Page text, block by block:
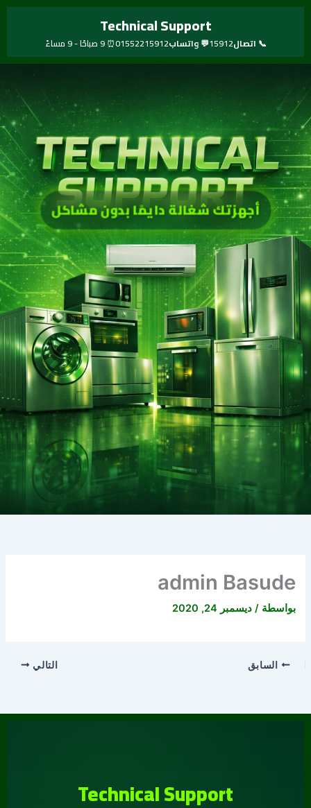
تخطي
Technical Support
📞 اتصال15912💬 واتساب01552215912⏰ 9 صباحًا - 9 مساءً
أجهزتك شغالة دايمًا بدون مشاكل
admin Basude
بواسطة /ديسمبر 24, 2020
السابق التالي
Technical Support